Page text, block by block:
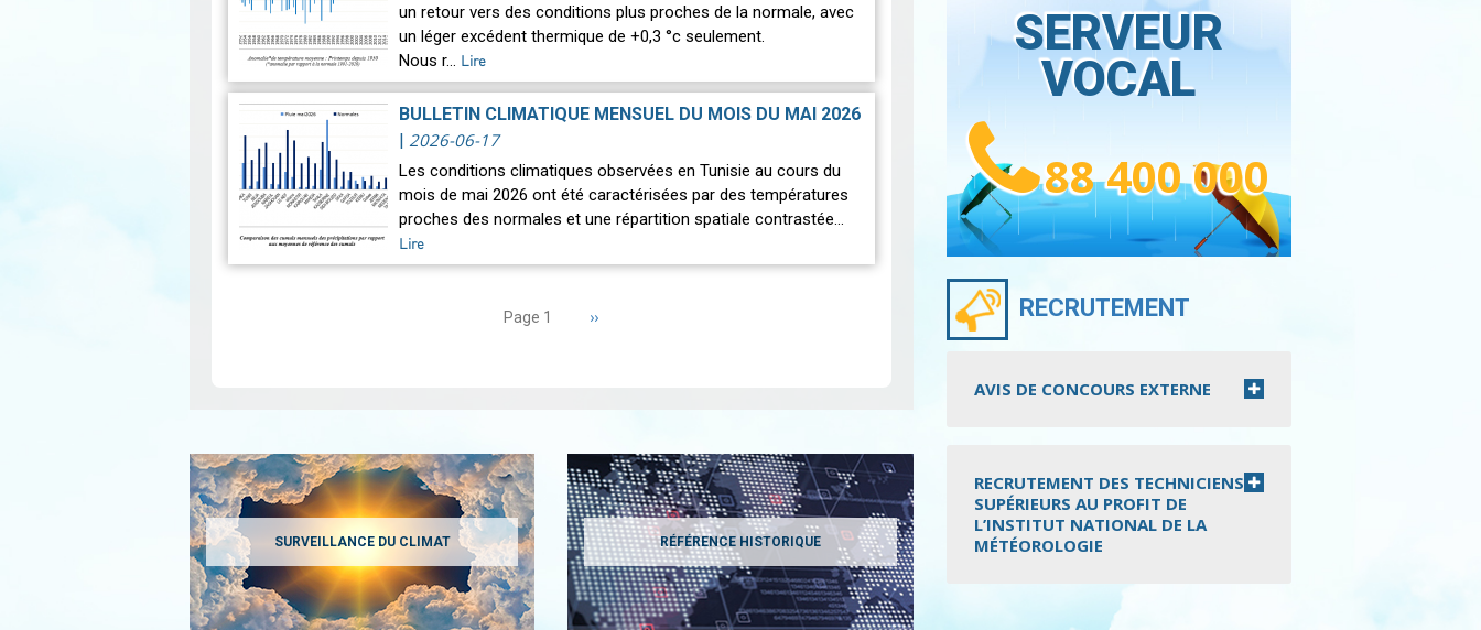
un retour vers des conditions plus proches de la normale, avec
un léger excédent thermique de +0,3 °c seulement.
Nous r… Lire
BULLETIN CLIMATIQUE MENSUEL DU MOIS DU MAI 2026
| 2026-06-17
Les conditions climatiques observées en Tunisie au cours du
mois de mai 2026 ont été caractérisées par des températures
proches des normales et une répartition spatiale contrastée…
Lire
Page 1 Page
››
SURVEILLANCE DU CLIMAT RÉFÉRENCE HISTORIQUE
SERVEUR
VOCAL
88 400 000
RECRUTEMENT
AVIS DE CONCOURS EXTERNE
RECRUTEMENT DES TECHNICIENS
SUPÉRIEURS AU PROFIT DE
L’INSTITUT NATIONAL DE LA
MÉTÉOROLOGIE